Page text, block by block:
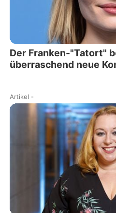
Der Franken-"Tatort"
überraschend neue
Artikel -